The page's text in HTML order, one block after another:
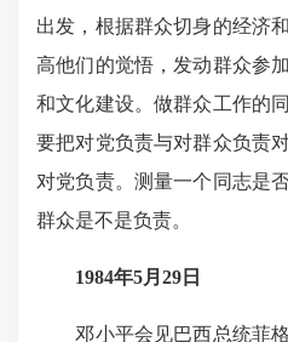
出发，根据群众切身的经济
高他们的觉悟，发动群众参
和文化建设。做群众工作的
要把对党负责与对群众负责
对党负责。测量一个同志是
群众是不是负责。
1984年5月29日
邓小平会见巴西总统菲格